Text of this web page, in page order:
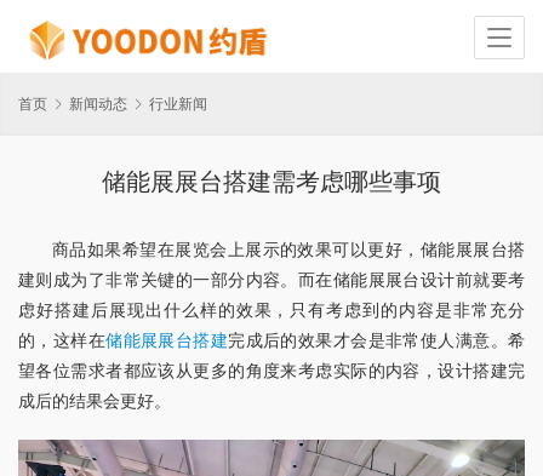
首页 新闻动态 行业新闻
储能展展台搭建需考虑哪些事项
商品如果希望在展览会上展示的效果可以更好，储能展展台搭
建则成为了非常关键的一部分内容。而在储能展展台设计前就要考
虑好搭建后展现出什么样的效果，只有考虑到的内容是非常充分
的，这样在储能展展台搭建完成后的效果才会是非常使人满意。希
望各位需求者都应该从更多的角度来考虑实际的内容，设计搭建完
成后的结果会更好。